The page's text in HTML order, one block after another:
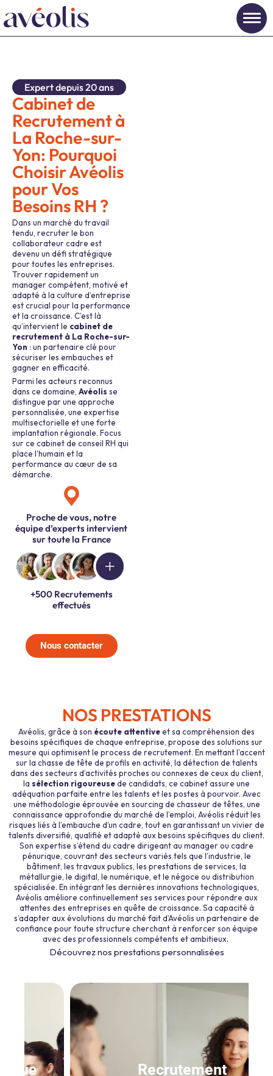
Expert depuis 20 ans
Cabinet de
Recrutement à
La Roche-sur-
Yon: Pourquoi
Choisir Avéolis
pour Vos
Besoins RH ?
Dans un marché du travail
tendu, recruter le bon
collaborateur cadre est
devenu un défi stratégique
pour toutes les entreprises.
Trouver rapidement un
manager compétent, motivé et
adapté à la culture d’entreprise
est crucial pour la performance
et la croissance. C’est là
qu’intervient le cabinet de
recrutement à La Roche-sur-
Yon : un partenaire clé pour
sécuriser les embauches et
gagner en efficacité.
Parmi les acteurs reconnus
dans ce domaine, Avéolis se
distingue par une approche
personnalisée, une expertise
multisectorielle et une forte
implantation régionale. Focus
sur ce cabinet de conseil RH qui
place l’humain et la
performance au cœur de sa
démarche.
Proche de vous, notre
équipe d’experts intervient
sur toute la France
+500 Recrutements
effectués
Nous contacter
NOS PRESTATIONS
Avéolis, grâce à son écoute attentiveet sa compréhension des
besoins spécifiques de chaque entreprise, propose des solutions sur
mesure qui optimisent le process de recrutement. En mettant l’accent
sur la chasse de tête de profils en activité, la détection de talents
dans des secteurs d’activités proches ou connexes de ceux du client,
la sélection rigoureusede candidats, ce cabinet assure une
adéquation parfaite entre les talents et les postes à pourvoir. Avec
une méthodologie éprouvée en sourcing de chasseur de têtes, une
connaissance approfondie du marché de l’emploi, Avéolis réduit les
risques liés à l’embauche d’un cadre, tout en garantissant un vivier de
talents diversifié, qualifié et adapté aux besoins spécifiques du client.
Son expertise s’étend du cadre dirigeant au manager ou cadre
pénurique, couvrant des secteurs variés tels que l’industrie, le
bâtiment, les travaux publics, les prestations de services, la
métallurgie, le digital, le numérique, et le négoce ou distribution
spécialisée. En intégrant les dernières innovations technologiques,
Avéolis améliore continuellement ses services pour répondre aux
attentes des entreprises en quête de croissance. Sa capacité à
s’adapter aux évolutions du marché fait d’Avéolis un partenaire de
confiance pour toute structure cherchant à renforcer son équipe
avec des professionnels compétents et ambitieux.
Découvrez nos prestations personnalisées
Recrutement